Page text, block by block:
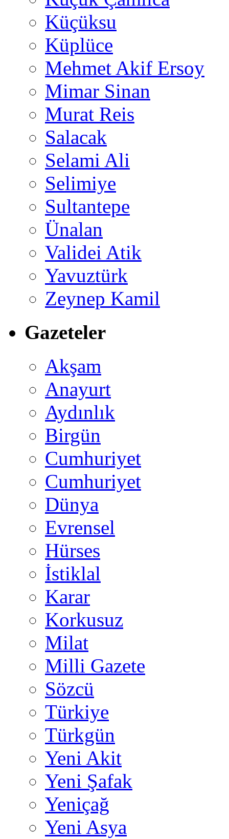
Küçüksu
Küplüce
Mehmet Akif Ersoy
Mimar Sinan
Murat Reis
Salacak
Selami Ali
Selimiye
Sultantepe
Ünalan
Validei Atik
Yavuztürk
Zeynep Kamil
Gazeteler
Akşam
Anayurt
Aydınlık
Birgün
Cumhuriyet
Cumhuriyet
Dünya
Evrensel
Hürses
İstiklal
Karar
Korkusuz
Milat
Milli Gazete
Sözcü
Türkiye
Türkgün
Yeni Akit
Yeni Şafak
Yeniçağ
Yeni Asya